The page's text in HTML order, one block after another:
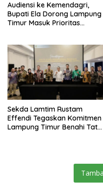
Audiensi ke Kemendagri,
Bupati Ela Dorong Lampung
Timur Masuk Prioritas
Sekda Lamtim Rustam
Effendi Tegaskan Komitmen
Lampung Timur Benahi Tata